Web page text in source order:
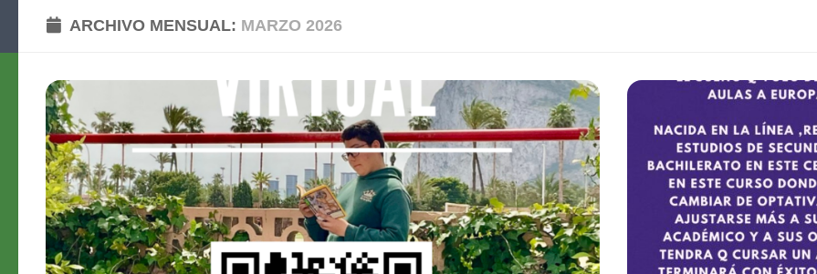
ARCHIVO MENSUAL: MARZO 2026